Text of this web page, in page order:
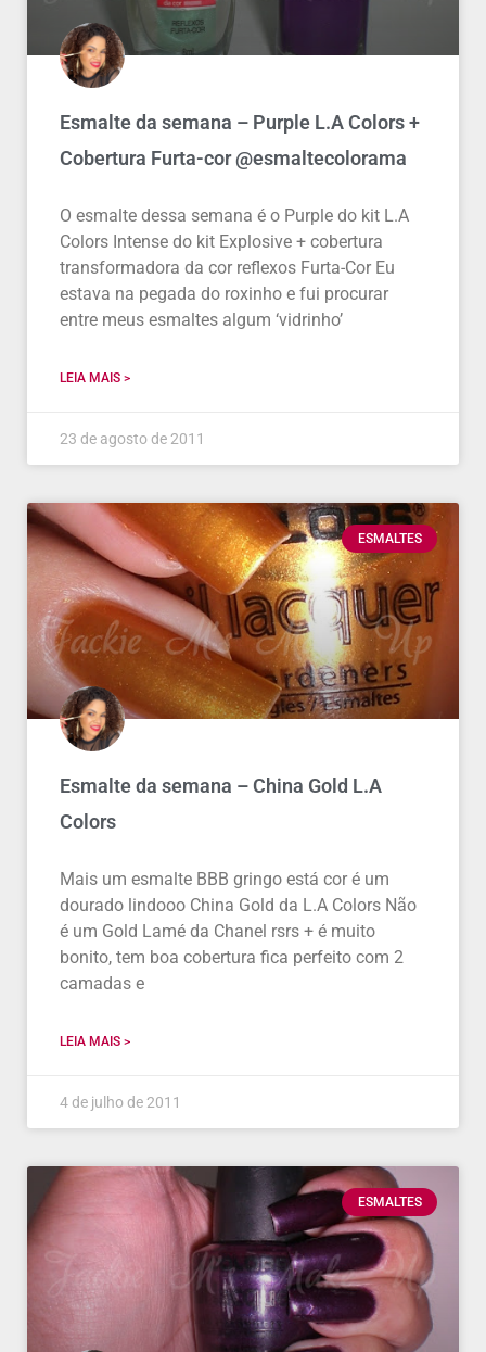
Esmalte da semana – Purple L.A Colors +
Cobertura Furta-cor @esmaltecolorama
O esmalte dessa semana é o Purple do kit L.A
Colors Intense do kit Explosive + cobertura
transformadora da cor reflexos Furta-Cor Eu
estava na pegada do roxinho e fui procurar
entre meus esmaltes algum ‘vidrinho’
LEIA MAIS >
23 de agosto de 2011
ESMALTES
Esmalte da semana – China Gold L.A
Colors
Mais um esmalte BBB gringo está cor é um
dourado lindooo China Gold da L.A Colors Não
é um Gold Lamé da Chanel rsrs + é muito
bonito, tem boa cobertura fica perfeito com 2
camadas e
LEIA MAIS >
4 de julho de 2011
ESMALTES